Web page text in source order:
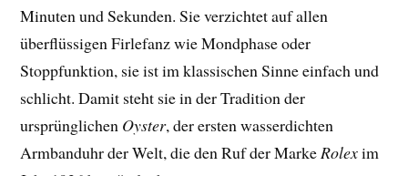
Minuten und Sekunden. Sie verzichtet auf allen
überflüssigen Firlefanz wie Mondphase oder
Stoppfunktion, sie ist im klassischen Sinne einfach und
schlicht. Damit steht sie in der Tradition der
ursprünglichen Oyster, der ersten wasserdichten
Armbanduhr der Welt, die den Ruf der MarkeRolexim